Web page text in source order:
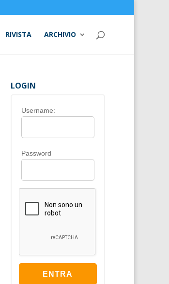
RIVISTA ARCHIVIO
LOGIN
Username:
Password